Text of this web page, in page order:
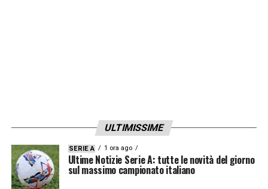
ULTIMISSIME
SERIE A 1 ora ago
Ultime Notizie Serie A: tutte le novità del giorno
sul massimo campionato italiano